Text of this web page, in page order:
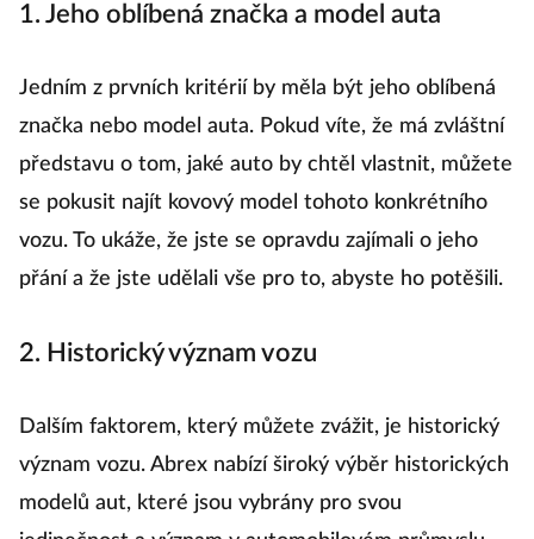
1. Jeho oblíbená značka a model auta
Jedním z prvních kritérií by měla být jeho oblíbená
značka nebo model auta. Pokud víte, že má zvláštní
představu o tom, jaké auto by chtěl vlastnit, můžete
se pokusit najít kovový model tohoto konkrétního
vozu. To ukáže, že jste se opravdu zajímali o jeho
přání a že jste udělali vše pro to, abyste ho potěšili.
2. Historický význam vozu
Dalším faktorem, který můžete zvážit, je historický
význam vozu. Abrex nabízí široký výběr historických
modelů aut, které jsou vybrány pro svou